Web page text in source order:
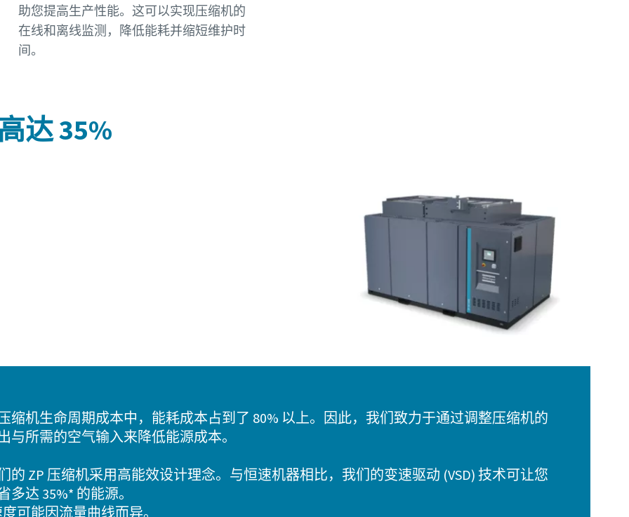
助您提高生产性能。这可以实现压缩机的
在线和离线监测，降低能耗并缩短维护时
间。
达 35%
缩机生命周期成本中，能耗成本占到了 80% 以上。因此，我们致力于通过调整压缩机的
与所需的空气输入来降低能源成本。
的 ZP 压缩机采用高能效设计理念。与恒速机器相比，我们的变速驱动 (VSD) 技术可让您
多达 35%* 的能源。
可能因流量曲线而异。